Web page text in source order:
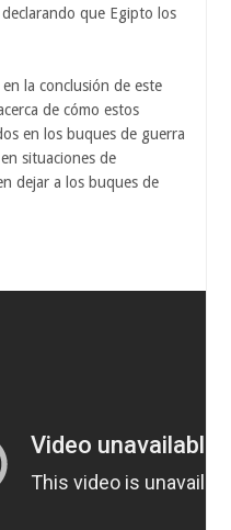
que Egipto los
la conclusión de este
de cómo estos
en los buques de guerra
situaciones de
dejar a los buques de